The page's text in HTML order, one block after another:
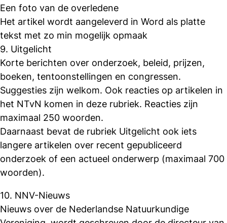
Een foto van de overledene
Het artikel wordt aangeleverd in Word als platte
tekst met zo min mogelijk opmaak
9. Uitgelicht
Korte berichten over onderzoek, beleid, prijzen,
boeken, tentoonstellingen en congressen.
Suggesties zijn welkom. Ook reacties op artikelen in
het NTvN komen in deze rubriek. Reacties zijn
maximaal 250 woorden.
Daarnaast bevat de rubriek Uitgelicht ook iets
langere artikelen over recent gepubliceerd
onderzoek of een actueel onderwerp (maximaal 700
woorden).
10. NNV-Nieuws
Nieuws over de Nederlandse Natuurkundige